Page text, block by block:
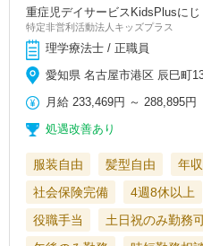
重症児デイサービスKidsPlusにじ
特定非営利活動法人キッズプラス
理学療法士 / 正職員
愛知県 名古屋市港区 辰巳町
月給 233,469円 ～288,895円
処遇改善あり
服装自由 髪型自由
年
社会保険完備
4週8休以上
役職手当
土日祝のみ勤務